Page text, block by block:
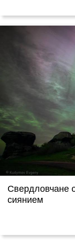
Свердловчане
сиянием